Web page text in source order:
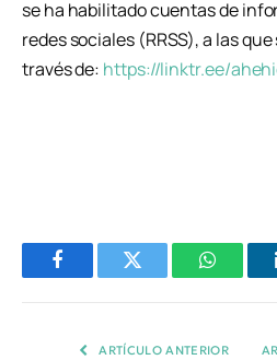
se ha habilitado cuentas de
redes sociales (RRSS), a las
través de: https://linktr.ee/
FacebookTwitter
ARTÍCULO ANTERIOR